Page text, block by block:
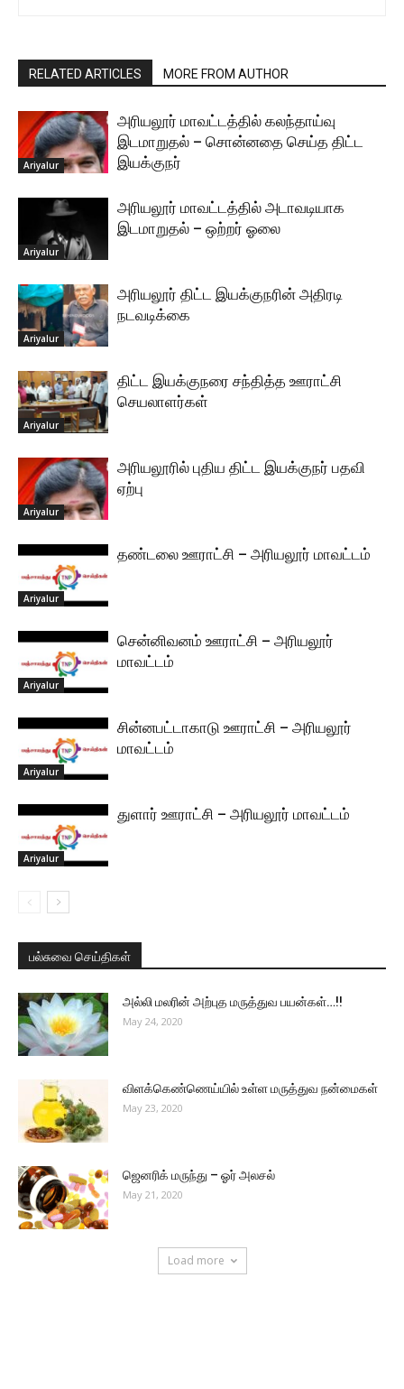
RELATED ARTICLES MORE FROM AUTHOR
Ariyalur
அரியலூர் மாவட்டத்தில் கலந்தாய்வு
இடமாறுதல் – சொன்னதை செய்த திட்ட
இயக்குநர்
Ariyalur
அரியலூர் மாவட்டத்தில் அடாவடியாக
இடமாறுதல் – ஒற்றர் ஓலை
Ariyalur
அரியலூர் திட்ட இயக்குநரின் அதிரடி
நடவடிக்கை
Ariyalur
திட்ட இயக்குநரை சந்தித்த ஊராட்சி
செயலாளர்கள்
Ariyalur
அரியலூரில் புதிய திட்ட இயக்குநர் பதவி
ஏற்பு
Ariyalur
தண்டலை ஊராட்சி – அரியலூர் மாவட்டம்
Ariyalur
சென்னிவனம் ஊராட்சி – அரியலூர்
மாவட்டம்
Ariyalur
சின்னபட்டாகாடு ஊராட்சி – அரியலூர்
மாவட்டம்
Ariyalur
துளார் ஊராட்சி – அரியலூர் மாவட்டம்
பல்சுவை செய்திகள்
அல்லி மலரின் அற்புத மருத்துவ பயன்கள்…!!
May 24, 2020
விளக்கெண்ணெய்யில் உள்ள மருத்துவ நன்மைகள்
May 23, 2020
ஜெனரிக் மருந்து – ஓர் அலசல்
May 21, 2020
Load more